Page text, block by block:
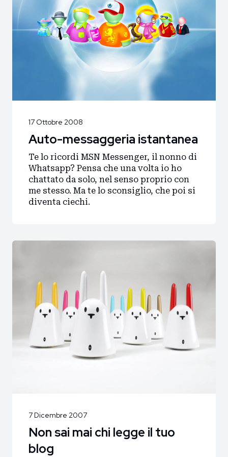
17 Ottobre 2008
Auto-messaggeria istantanea
Te lo ricordi MSN Messenger, il nonno di
Whatsapp? Pensa che una volta io ho
chattato da solo, nel senso proprio con
me stesso. Ma te lo sconsiglio, che poi si
diventa ciechi.
7 Dicembre 2007
Non sai mai chi legge il tuo
blog